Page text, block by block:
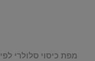
מפת כיסוי סלולרי לפי